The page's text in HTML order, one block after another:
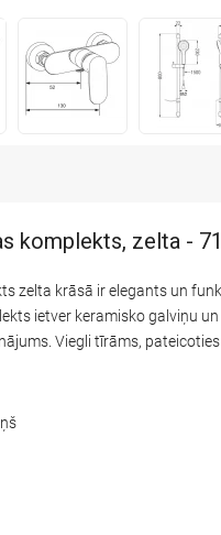
komplekts, zelta -
zelta krāsā ir elegants un
ietver keramisko galviņu
Viegli tīrāms,